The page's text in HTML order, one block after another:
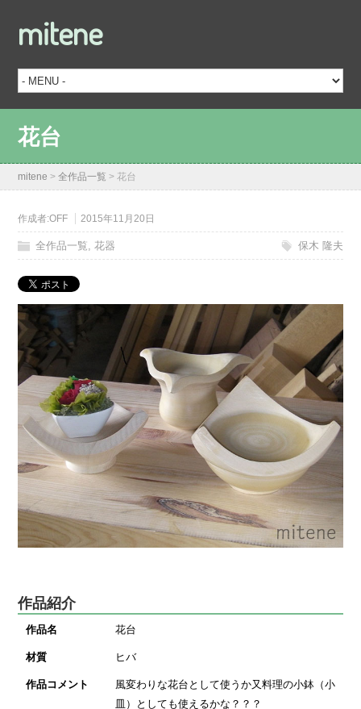
mitene
花台
mitene >全作品一覧 >花台
作成者:OFF 2015年11月20日
全作品一覧,花器 保木 隆夫
作品紹介
作品名 花台
材質 ヒバ
作品コメント
風変わりな花台として使うか又料理の小鉢（小
皿）としても使えるかな？？？